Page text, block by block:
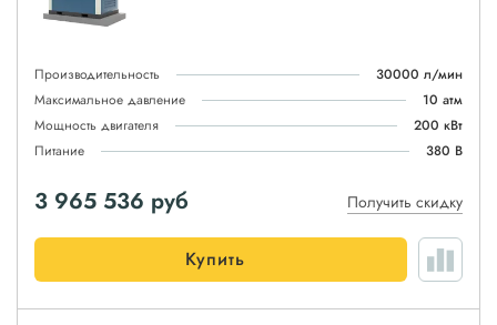
Производительность
30000 л/мин
Максимальное давление
10 атм
Мощность двигателя
200 кВт
Питание
380 В
3 965 536 руб Получить скидку
Купить